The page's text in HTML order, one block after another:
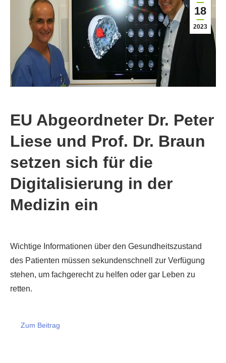
18
2023
EU Abgeordneter Dr. Peter
Liese und Prof. Dr. Braun
setzen sich für die
Digitalisierung in der
Medizin ein
Wichtige Informationen über den Gesundheitszustand
des Patienten müssen sekundenschnell zur Verfügung
stehen, um fachgerecht zu helfen oder gar Leben zu
retten.
Zum Beitrag